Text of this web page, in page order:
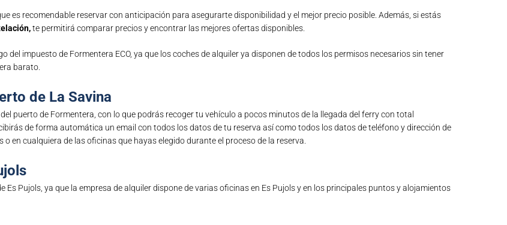
es recomendable reservar con anticipación para asegurarte disponibilidad y el mejor precio posible. Además, si estás
te permitirá comparar precios y encontrar las mejores ofertas disponibles.
del impuesto de Formentera ECO, ya que los coches de alquiler ya disponen de todos los permisos necesarios sin tener
barato.
de La Savina
puerto de Formentera, con lo que podrás recoger tu vehículo a pocos minutos de la llegada del ferry con total
de forma automática un email con todos los datos de tu reserva así como todos los datos de teléfono y dirección de
en cualquiera de las oficinas que hayas elegido durante el proceso de la reserva.
Es Pujols, ya que la empresa de alquiler dispone de varias oficinas en Es Pujols y en los principales puntos y alojamientos